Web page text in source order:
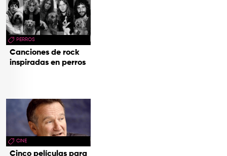
PERROS
Canciones de rock
inspiradas en perros
CINE
Cinco películas para